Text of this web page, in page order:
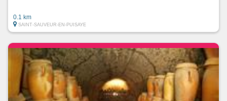
0.1 km
SAINT-SAUVEUR-EN-PUISAYE